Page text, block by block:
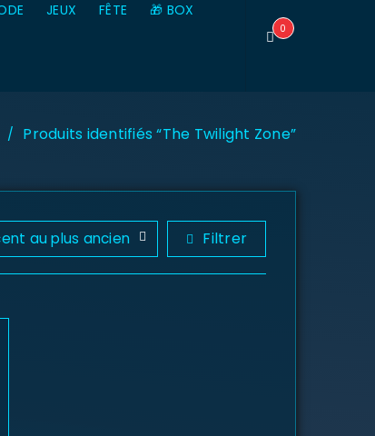
JEUX FÊTE 🎁 BOX
0
/ Produits identifiés “The Twilight Zone”
Filtrer
au plus ancien